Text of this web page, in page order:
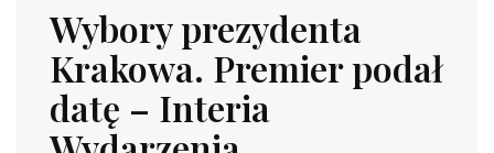
Wybory prezydenta
Krakowa. Premier podał
datę – Interia